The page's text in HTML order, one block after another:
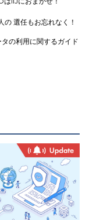
選任もお忘れなく！
の利用に関するガイド